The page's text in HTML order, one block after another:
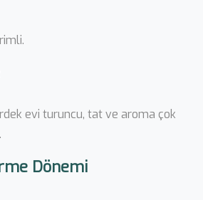
evi turuncu, tat ve aroma çok
Dönemi